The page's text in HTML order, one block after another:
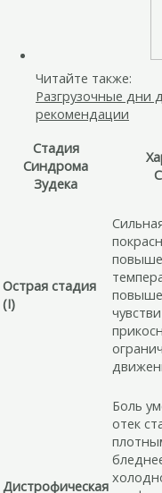
Читайте также:
Разгрузочные дни
рекомендации
Стадия
Синдрома
Зудека
Острая стадия
(I)
Дистрофическая
Боль
отек